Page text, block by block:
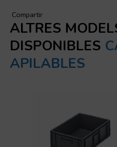
Compartir
ALTRES
DISPONIBLES
APILABLES